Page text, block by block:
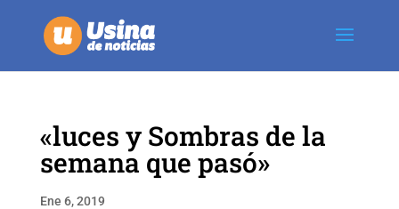
«luces y Sombras de la
semana que pasó»
Ene 6, 2019